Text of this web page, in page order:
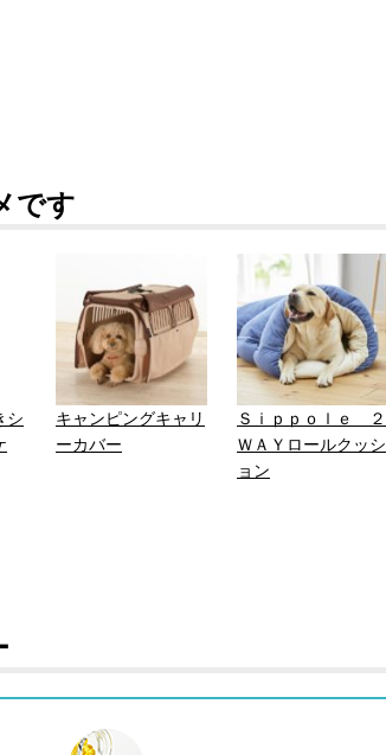
です
シ
キャンピングキャリ
ーカバー
Ｓｉｐｐｏｌｅ ２
ＷＡＹロールクッシ
ョン